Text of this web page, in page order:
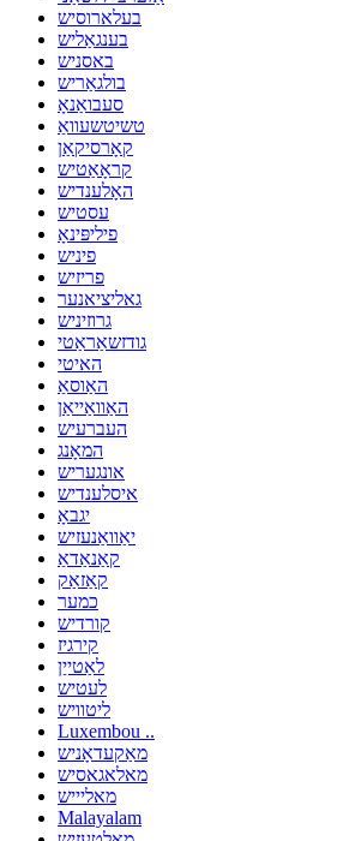
בעלארוסיש
בענגאַליש
באסניש
בולגאַריש
סעבואַנאָ
טשיטשעוואַ
קאָרסיקאַן
קראָאַטיש
האָלענדיש
עסטיש
פיליפּינאָ
פיניש
פריזיש
גאליציאנער
גרוזיניש
גודזשאַראַטי
האיטי
האַוסאַ
האַוואַייאַן
העברעיש
המאָנג
אונגעריש
איסלענדיש
יגבאָ
יאַוואַנעזיש
קאַנאַדאַ
קאַזאַק
כמער
קורדיש
קירגיז
לאַטייַן
לעטיש
ליטוויש
Luxembou ..
מאַקעדאָניש
מאלאגאסיש
מאליייש
Malayalam